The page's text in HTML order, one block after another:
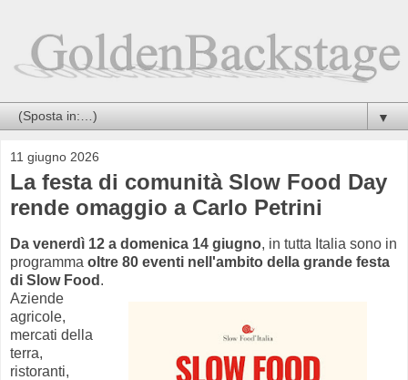
▼
11 giugno 2026
La festa di comunità Slow Food Day
rende omaggio a Carlo Petrini
Da venerdì 12 a domenica 14 giugno, in tutta Italia sono in
programma oltre 80 eventi nell'ambito della grande festa
di Slow Food .
Aziende
agricole,
mercati della
terra,
ristoranti,